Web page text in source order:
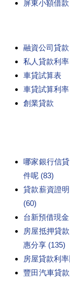
屏東小額借
融資公司貸款
私人貸款利率
車貸試算表
車貸試算利率
創業貸款
哪家銀行信
件呢 (83)
貸款薪資證
(60)
台新預借現
房屋抵押貸
惠分享 (135)
房屋貸款利
豐田汽車貸